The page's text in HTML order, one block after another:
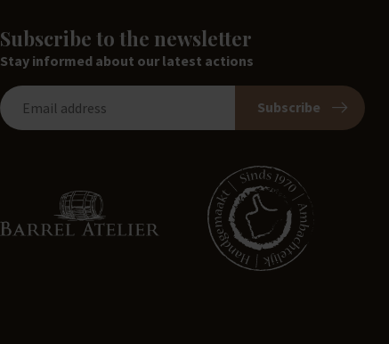
Subscribe to the newsletter
Stay informed about our latest actions
Subscribe